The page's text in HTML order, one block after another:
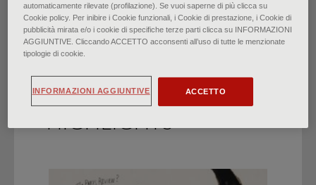
HIGHLIGHTS
automaticamente rilevate (profilazione). Se vuoi saperne di più clicca su
Cookie policy. Per inibire i Cookie funzionali, i Cookie di prestazione, i Cookie di
pubblicità mirata e/o i cookie di specifiche terze parti clicca su INFORMAZIONI
AGGIUNTIVE. Cliccando ACCETTO acconsenti all’uso di tutte le menzionate
tipologie di cookie.
ACCETTO
INFORMAZIONI AGGIUNTIVE